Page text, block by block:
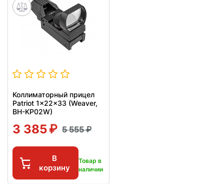
Коллиматорный прицел
Patriot 1x22x33 (Weaver,
BH-KP02W)
3 385 5 555
В
корзину
Товар в
наличии